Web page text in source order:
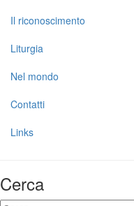
Il riconoscimento
Liturgia
Nel mondo
Contatti
Links
Cerca